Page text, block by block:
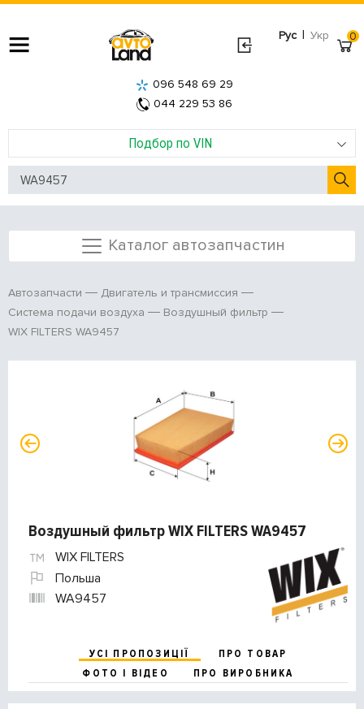
Рус | Укр
Подбор по VIN
096 548 69 29
044 229 53 86
0
Каталог автозапчастин
Автозапчасти
Двигатель и трансмиссия
Система подачи воздуха
Воздушный фильтр
WIX FILTERS WA9457
Воздушный фильтр WIX FILTERS WA9457
WIX FILTERS
Польша
WA9457
УСІ ПРОПОЗИЦІЇ
ПРО ТОВАР
ФОТО І ВІДЕО
ПРО ВИРОБНИКА